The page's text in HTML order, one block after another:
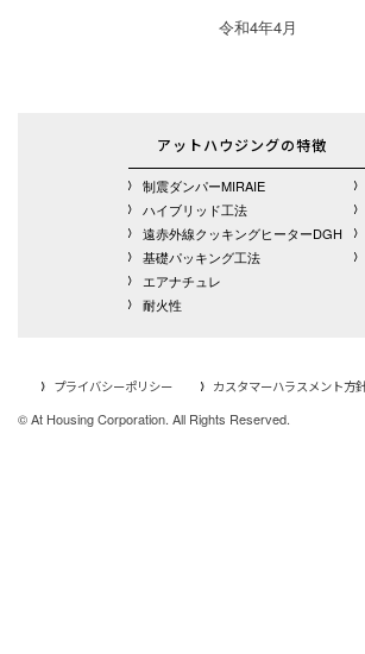
令和4年4月
アットハウジングの特徴
制震ダンパーMIRAIE
ハイブリッド工法
遠赤外線クッキングヒーターDGH
基礎パッキング工法
エアナチュレ
耐火性
プライバシーポリシー カスタマーハラスメント方
© At Housing Corporation. All Rights Reserved.